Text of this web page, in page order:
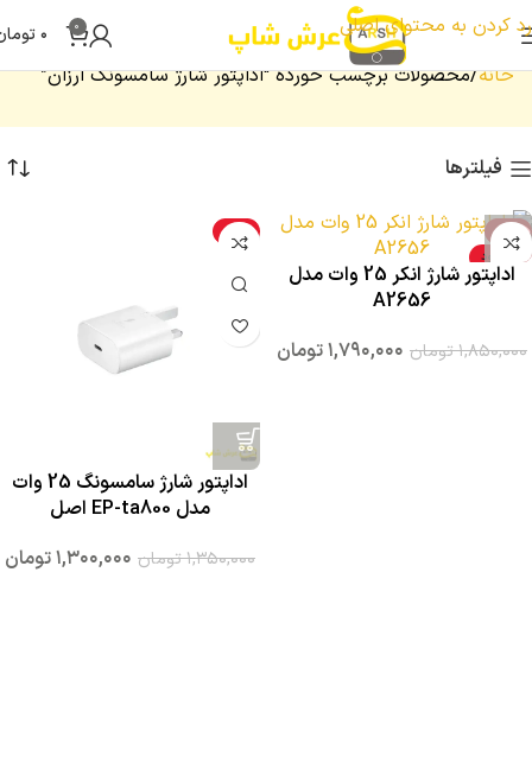
رد کردن به محتوای اصلی 0 ۰
خانه محصولات برچسب خورده “اداپتور شارژ سامسونگ ارزان”
فیلترها
-3%
ناموجود
اداپتور شارژ انکر 25 وات مدل
A2656
۱,۸۵۰,۰۰۰تومان ۱,۷۹۰,۰۰۰تومان
-4%
اداپتور شارژ سامسونگ 25 وات
مدل EP-ta800 اصل
۱,۳۵۰,۰۰۰تومان ۱,۳۰۰,۰۰۰تومان
تست بنر